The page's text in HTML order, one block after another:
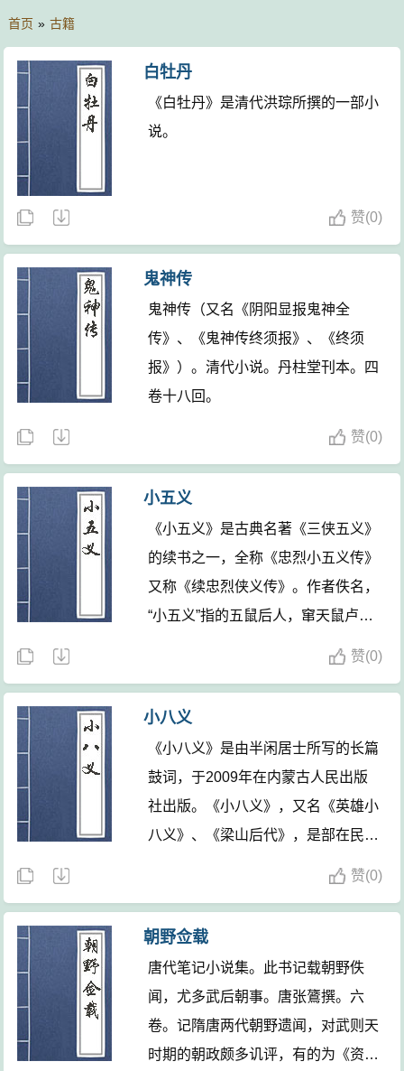
首页 » 古籍
白牡丹
《白牡丹》是清代洪琮所撰的一部小
说。
赞(0)
鬼神传
鬼神传（又名《阴阳显报鬼神全
传》、《鬼神传终须报》、《终须
报》）。清代小说。丹柱堂刊本。四
卷十八回。
赞(0)
小五义
《小五义》是古典名著《三侠五义》
的续书之一，全称《忠烈小五义传》
又称《续忠烈侠义传》。作者佚名，
“小五义”指的五鼠后人，窜天鼠卢方
题环绕在群侠于忠协助平定藩王作
乱、于义惩治为恶盗匪两大主题，全
书贯彻忠义思想，歌颂行侠仗义精
神。
赞(0)
小八义
《小八义》是由半闲居士所写的长篇
鼓词，于2009年在内蒙古人民出版
社出版。《小八义》，又名《英雄小
八义》、《梁山后代》，是部在民间
霄、唐铁牛、梁山好汉后代孔生、时
常青、花云萍、阮英结为小八义，为
国除奸，为民除害的故事。
赞(0)
朝野佥载
唐代笔记小说集。此书记载朝野佚
闻，尤多武后朝事。唐张鷟撰。六
卷。记隋唐两代朝野遗闻，对武则天
时期的朝政颇多讥评，有的为《资治